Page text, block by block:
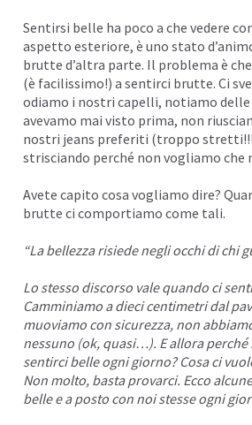
Sentirsi belle ha poco a che vedere
aspetto esteriore, è uno stato
brutte d’altra parte. Il problema è
(è facilissimo!) a sentirci brutte. Ci
odiamo i nostri capelli, notiamo delle
avevamo mai visto prima, non
nostri jeans preferiti (troppo
strisciando perché non vogliamo che
Avete capito cosa vogliamo dire?
brutte ci comportiamo come tali.
“La bellezza risiede negli occhi di chi
Lo stesso discorso vale quando ci
Camminiamo a dieci centimetri dal
muoviamo con sicurezza, non
nessuno (ok, quasi…). E allora perché
sentirci belle ogni giorno? Cosa ci
Non molto, basta provarci. Ecco
belle e a posto con noi stesse ogni